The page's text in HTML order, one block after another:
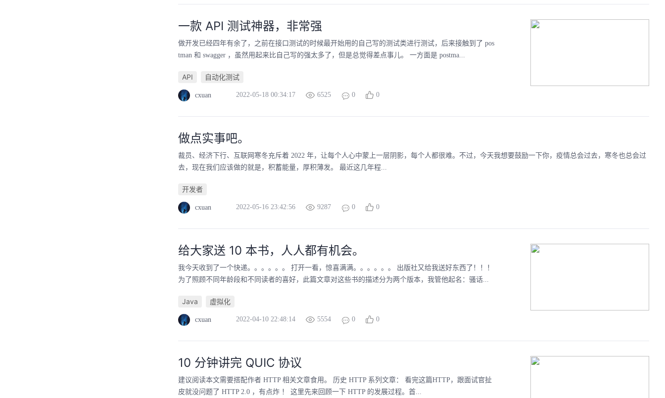
一款 API 测试神器，非常强
做开发已经四年有余了，之前在接口测试的时候最开始用的自己写的测试类进行测试，后来接触到了 pos
tman 和 swagger ，虽然用起来比自己写的强太多了，但是总觉得差点事儿。 一方面是 postma...
API 自动化测试
cxuan 2022-05-18 00:34:17 6525 0 0
做点实事吧。
裁员、经济下行、互联网寒冬充斥着 2022 年，让每个人心中蒙上一层阴影，每个人都很难。不过，今天我想要鼓励一下你，疫情总会过去，寒冬也总会过
去，现在我们应该做的就是，积蓄能量，厚积薄发。 最近这几年程...
开发者
cxuan 2022-05-16 23:42:56 9287 0 0
给大家送 10 本书，人人都有机会。
我今天收到了一个快递。。。。。。 打开一看，惊喜满满。。。。。。 出版社又给我送好东西了！！！
为了照顾不同年龄段和不同读者的喜好，此篇文章对这些书的描述分为两个版本，我管他起名：骚话...
Java 虚拟化
cxuan 2022-04-10 22:48:14 5554 0 0
10 分钟讲完 QUIC 协议
建议阅读本文需要搭配作者 HTTP 相关文章食用。 历史 HTTP 系列文章： 看完这篇HTTP，跟面试官扯
皮就没问题了 HTTP 2.0 ，有点炸 ！ 这里先来回顾一下 HTTP 的发展过程。首...